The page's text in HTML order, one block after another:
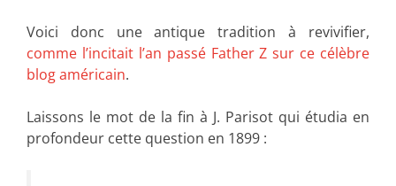
Voici donc une antique tradition à revivifier,
comme l’incitait l’an passé Father Z sur ce célèbre
blog américain.
Laissons le mot de la fin à J. Parisot qui étudia en
profondeur cette question en 1899 :